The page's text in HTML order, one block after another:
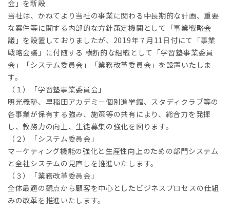
会」を新設
当社は、かねてより当社の事業に関わる中長期的な計画、重要
な案件等に関する内部的な方針策定機関として「事業戦略会
議」を設置しておりましたが、2019年７月11日付にて「事業
戦略会議」に付随する 横断的な組織として「学習塾事業委員
会」「システム委員会」「業務改革委員会」を設置いたしま
す。
（１）「学習塾事業委員会」
明光義塾、早稲田アカデミー個別進学館、スタディクラブ等の
各事業が保有する強み、施策等の共有により、総合力を発揮
し、教務力の向上、生徒募集の強化を図ります。
（２）「システム委員会」
マーケティング機能の強化と生産性向上のための部門システム
と全社システムの見直しを推進いたします。
（３）「業務改革委員会」
全体最適の観点から顧客を中心としたビジネスプロセスの仕組
みの改革を推進いたします。